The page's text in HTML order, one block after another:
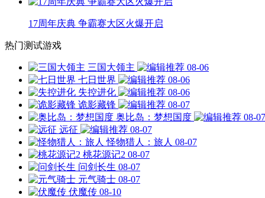
17周年庆典 争霸赛大区火爆开启
热门测试游戏
三国大领主
08-06
七日世界
08-06
失控进化
08-06
诡影藏锋
08-07
奥比岛：梦想国度
08-07
远征
08-07
怪物猎人：旅人 08-07
桃花源记2 08-07
问剑长生 08-07
元气骑士 08-07
伏魔传 08-10